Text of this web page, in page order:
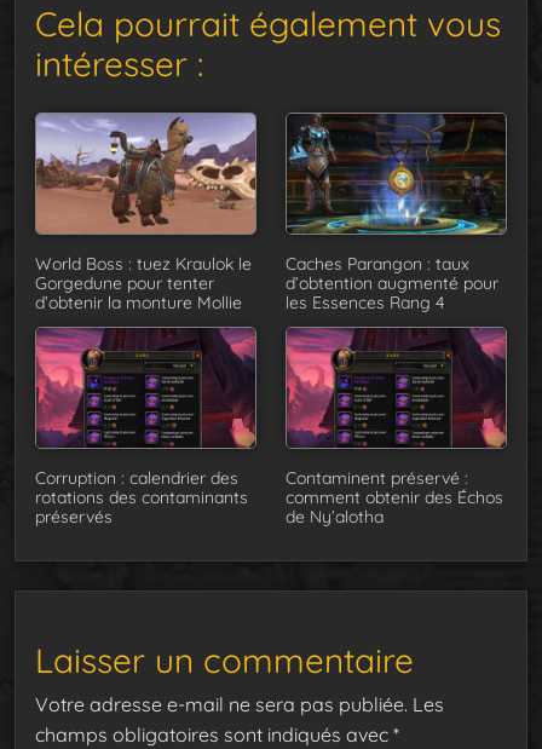
Cela pourrait également vous
intéresser :
World Boss : tuez Kraulok le
Gorgedune pour tenter
d’obtenir la monture Mollie
Caches Parangon : taux
d’obtention augmenté pour
les Essences Rang 4
Corruption : calendrier des
rotations des contaminants
préservés
Contaminent préservé :
comment obtenir des Échos
de Ny’alotha
Laisser un commentaire
Votre adresse e-mail ne sera pas publiée. Les
champs obligatoires sont indiqués avec *